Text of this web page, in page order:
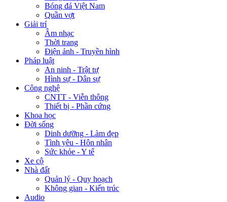
Bóng đá Việt Nam
Quần vợt
Giải trí
Âm nhạc
Thời trang
Điện ảnh - Truyền hình
Pháp luật
An ninh - Trật tự
Hình sự - Dân sự
Công nghệ
CNTT - Viễn thông
Thiết bị - Phần cứng
Khoa học
Đời sống
Dinh dưỡng - Làm đẹp
Tình yêu - Hôn nhân
Sức khỏe - Y tế
Xe cộ
Nhà đất
Quản lý - Quy hoạch
Không gian - Kiến trúc
Audio